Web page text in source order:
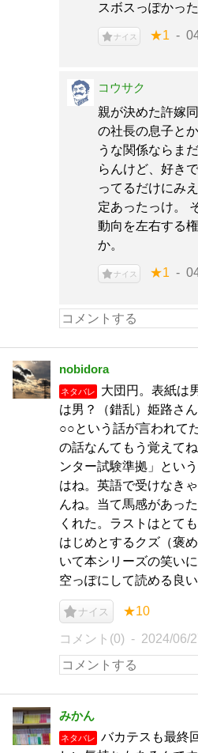
スボスっぽかっ
ナイス ★1
コウサク
親が決めた許嫁
の社長の息子と
うな関係ならま
らんけど、好き
ってるだけにみ
定あったっけ。
動向を左右する
か。
ナイス ★1
nobidora
ネタバレ
大団円。表紙は
は男？（錯乱）姫路さ
○○という話が言われて
の話なんてもう覚えて
ンター試験準拠」とい
はね。英語で受けなき
んね。当て馬感があっ
くれた。ラストはとて
はじめとするクズ（褒
いて本シリーズの笑い
空っぽにして読める良
ナイス ★10
コメント(0) 2024/06/
みかん
ネタバレ
バカテスも最終